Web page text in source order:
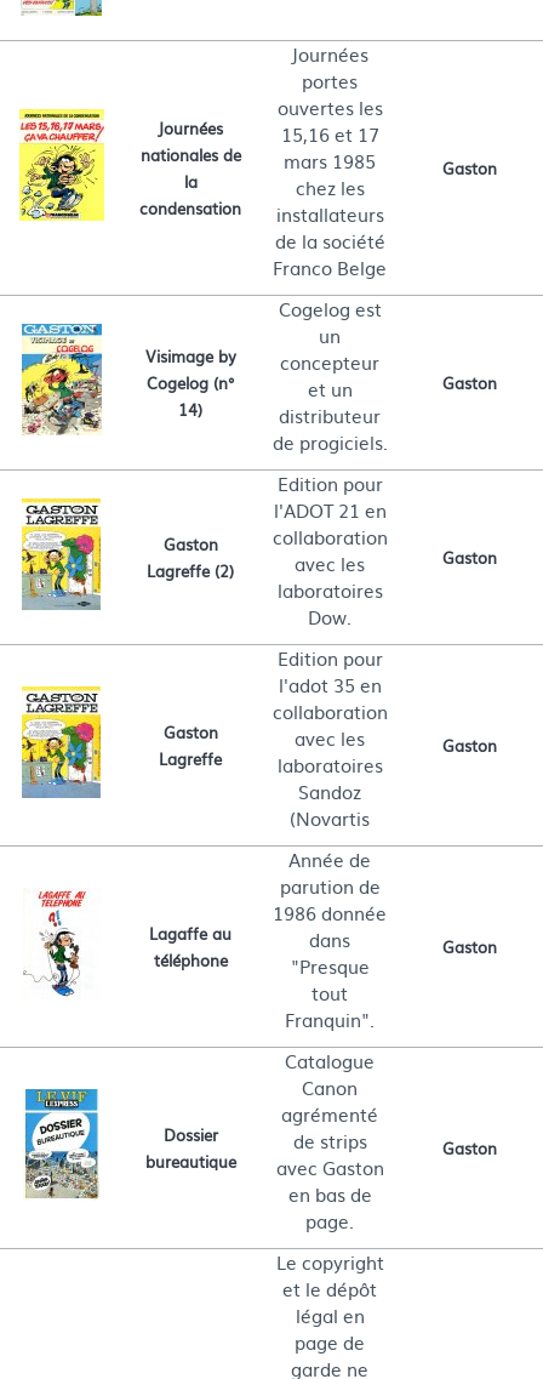
Journées
nationales de
la
condensation
Journées
portes
ouvertes les
15,16 et 17
mars 1985
chez les
installateurs
de la société
Franco Belge
Gaston
Visimage by
Cogelog (n°
14)
Cogelog est
un
concepteur
et un
distributeur
de progiciels.
Gaston
Gaston
Lagreffe (2)
Edition pour
l'ADOT 21 en
collaboration
avec les
laboratoires
Dow.
Gaston
Gaston
Lagreffe
Edition pour
l'adot 35 en
collaboration
avec les
laboratoires
Sandoz
(Novartis
Gaston
Lagaffe au
téléphone
Année de
parution de
1986 donnée
dans
"Presque
tout
Franquin".
Gaston
Dossier
bureautique
Catalogue
Canon
agrémenté
de strips
avec Gaston
en bas de
page.
Gaston
Le copyright
et le dépôt
légal en
page de
garde ne